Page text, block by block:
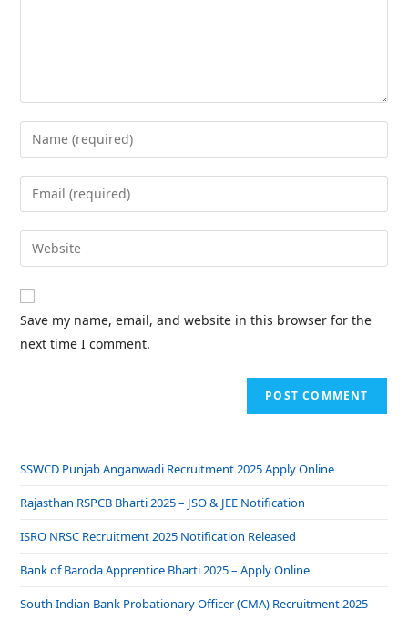
Save my name, email, and website in this browser for the
next time I comment.
SSWCD Punjab Anganwadi Recruitment 2025 Apply Online
Rajasthan RSPCB Bharti 2025 – JSO & JEE Notification
ISRO NRSC Recruitment 2025 Notification Released
Bank of Baroda Apprentice Bharti 2025 – Apply Online
South Indian Bank Probationary Officer (CMA) Recruitment 2025